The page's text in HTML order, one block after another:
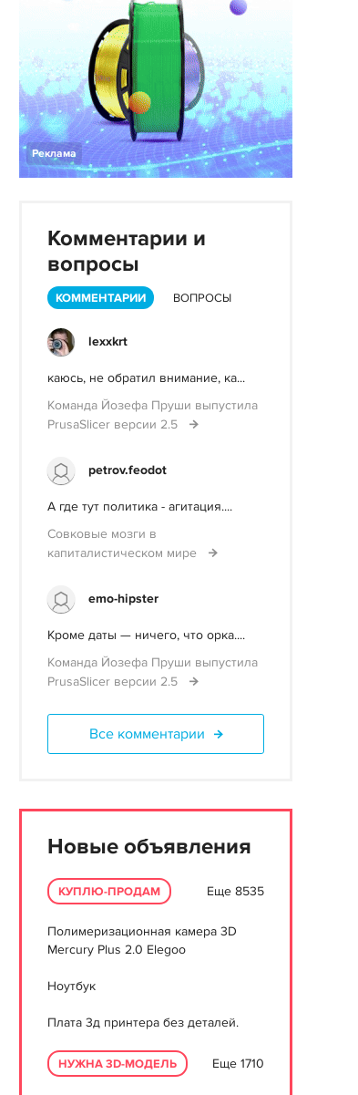
Реклама
Комментарии и
вопросы
КОММЕНТАРИИ ВОПРОСЫ
lexxkrt
каюсь, не обратил внимание, ка...
Команда Йозефа Пруши выпустила
PrusaSlicer версии 2.5
petrov.feodot
А где тут политика - агитация....
Совковые мозги в
капиталистическом мире
emo-hipster
Кроме даты — ничего, что орка....
Команда Йозефа Пруши выпустила
PrusaSlicer версии 2.5
Все комментарии
Новые объявления
КУПЛЮ-ПРОДАМ Еще 8535
Полимеризационная камера 3D
Mercury Plus 2.0 Elegoo
Ноутбук
Плата 3д принтера без деталей.
НУЖНА 3D-МОДЕЛЬ Еще 1710